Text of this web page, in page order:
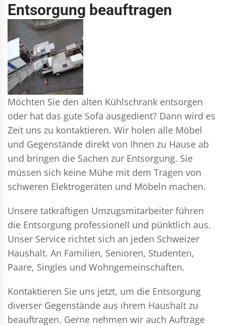
Entsorgung beauftragen
Möchten Sie den alten Kühlschrank entsorgen
oder hat das gute Sofa ausgedient? Dann wird es
Zeit uns zu kontaktieren. Wir holen alle Möbel
und Gegenstände direkt von Ihnen zu Hause ab
und bringen die Sachen zur Entsorgung. Sie
müssen sich keine Mühe mit dem Tragen von
schweren Elektrogeräten und Möbeln machen.
Unsere tatkräftigen Umzugsmitarbeiter führen
die Entsorgung professionell und pünktlich aus.
Unser Service richtet sich an jeden Schweizer
Haushalt. An Familien, Senioren, Studenten,
Paare, Singles und Wohngemeinschaften.
Kontaktieren Sie uns jetzt, um die Entsorgung
diverser Gegenstände aus ihrem Haushalt zu
beauftragen. Gerne nehmen wir auch Aufträge